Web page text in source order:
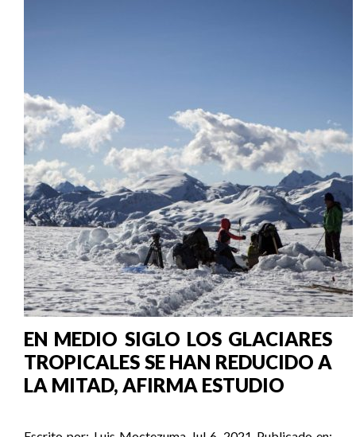
EN MEDIO SIGLO LOS GLACIARES
TROPICALES SE HAN REDUCIDO A
LA MITAD, AFIRMA ESTUDIO